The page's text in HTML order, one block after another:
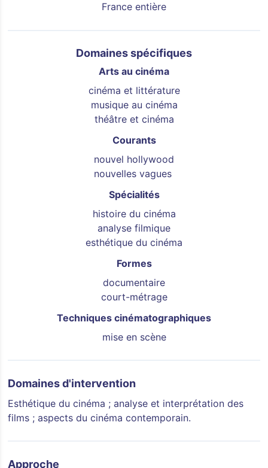
France entière
Domaines spécifiques
Arts au cinéma
cinéma et littérature
musique au cinéma
théâtre et cinéma
Courants
nouvel hollywood
nouvelles vagues
Spécialités
histoire du cinéma
analyse filmique
esthétique du cinéma
Formes
documentaire
court-métrage
Techniques cinématographiques
mise en scène
Domaines d'intervention
Esthétique du cinéma ; analyse et interprétation des
films ; aspects du cinéma contemporain.
Approche